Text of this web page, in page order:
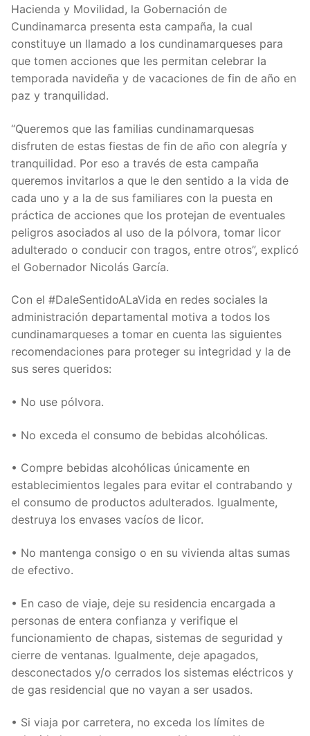
Hacienda y Movilidad, la Gobernación de
Cundinamarca presenta esta campaña, la cual
constituye un llamado a los cundinamarqueses para
que tomen acciones que les permitan celebrar la
temporada navideña y de vacaciones de fin de año en
paz y tranquilidad.
“Queremos que las familias cundinamarquesas
disfruten de estas fiestas de fin de año con alegría y
tranquilidad. Por eso a través de esta campaña
queremos invitarlos a que le den sentido a la vida de
cada uno y a la de sus familiares con la puesta en
práctica de acciones que los protejan de eventuales
peligros asociados al uso de la pólvora, tomar licor
adulterado o conducir con tragos, entre otros”, explicó
el Gobernador Nicolás García.
Con el #DaleSentidoALaVida en redes sociales la
administración departamental motiva a todos los
cundinamarqueses a tomar en cuenta las siguientes
recomendaciones para proteger su integridad y la de
sus seres queridos:
• No use pólvora.
• No exceda el consumo de bebidas alcohólicas.
• Compre bebidas alcohólicas únicamente en
establecimientos legales para evitar el contrabando y
el consumo de productos adulterados. Igualmente,
destruya los envases vacíos de licor.
• No mantenga consigo o en su vivienda altas sumas
de efectivo.
• En caso de viaje, deje su residencia encargada a
personas de entera confianza y verifique el
funcionamiento de chapas, sistemas de seguridad y
cierre de ventanas. Igualmente, deje apagados,
desconectados y/o cerrados los sistemas eléctricos y
de gas residencial que no vayan a ser usados.
• Si viaja por carretera, no exceda los límites de